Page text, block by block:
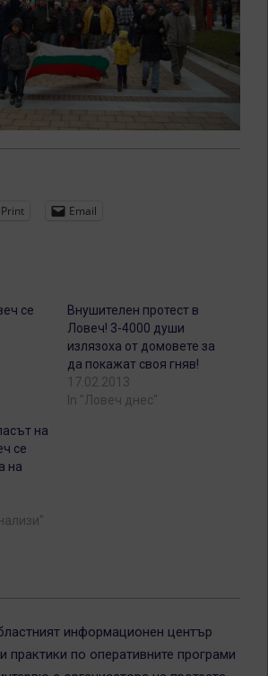
Print Email
се
Внушителен протест в
Ловеч! 3-4000 души
излязоха от домовете за
да покажат своя гняв!
17.02.2013
In "Ловеч днес"
на
се
на
информационен център
практики по оперативните програми